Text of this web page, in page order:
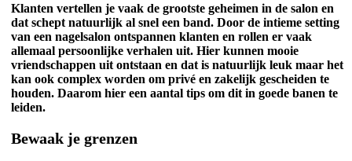
Klanten vertellen je vaak de grootste geheimen in de salon en
dat schept natuurlijk al snel een band. Door de intieme setting
van een nagelsalon ontspannen klanten en rollen er vaak
allemaal persoonlijke verhalen uit. Hier kunnen mooie
vriendschappen uit ontstaan en dat is natuurlijk leuk maar het
kan ook complex worden om privé en zakelijk gescheiden te
houden. Daarom hier een aantal tips om dit in goede banen te
leiden.
Bewaak je grenzen